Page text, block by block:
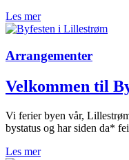
Les mer
Arrangementer
Velkommen til
Vi ferier byen vår,
bystatus og har siden da*
Les mer